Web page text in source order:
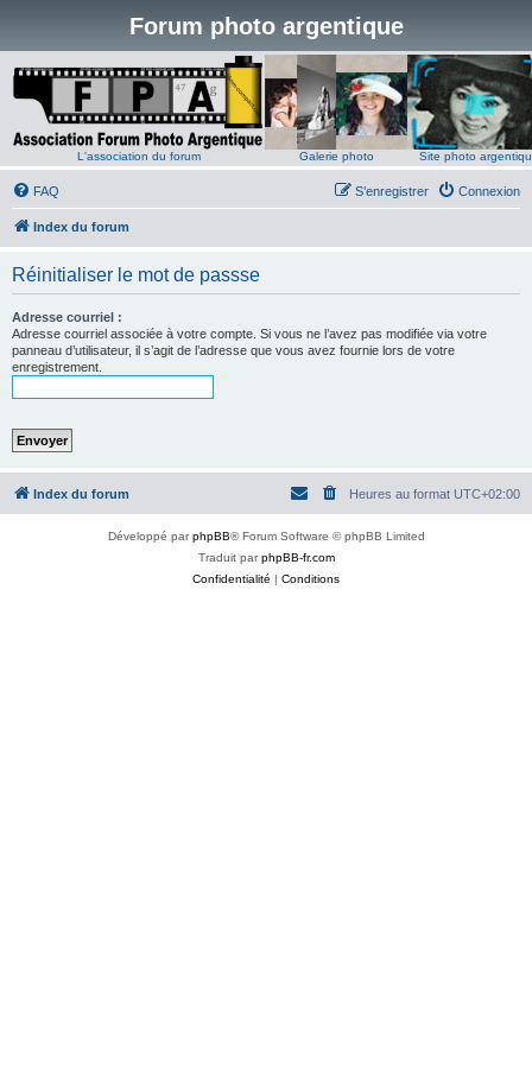
Forum photo argentique
L'association du forum Galerie photo Site photo
FAQ Connexion
S’enregistrer
Index du forum
Réinitialiser le mot de passse
Adresse courriel :
Adresse courriel associée à votre compte. Si vous ne l’avez pas modifiée via votre
panneau d’utilisateur, il s’agit de l’adresse que vous avez fournie lors de votre
enregistrement.
Index du forum Heures au format UTC+02:00
Développé parphpBB® Forum Software © phpBB Limited
Traduit parphpBB-fr.com
Confidentialité | Conditions